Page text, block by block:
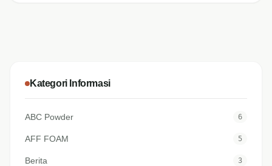
Kategori Informasi
ABC Powder 6
AFF FOAM 5
Berita 3